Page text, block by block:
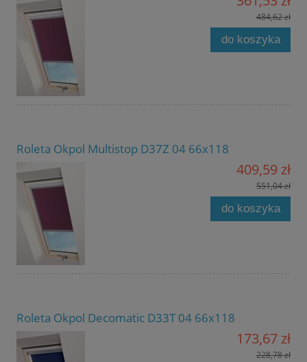
484,62 zł
do koszyka
Roleta Okpol Multistop D37Z 04 66x118
409,59 zł
551,04 zł
do koszyka
Roleta Okpol Decomatic D33T 04 66x118
173,67 zł
228,78 zł